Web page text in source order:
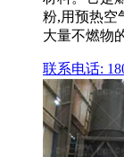
粉,用预热空
大量不燃物
联系电话: